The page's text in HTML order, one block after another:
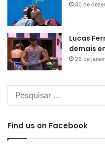
30 de
Lucas
demais
26 de
Find us on Facebook